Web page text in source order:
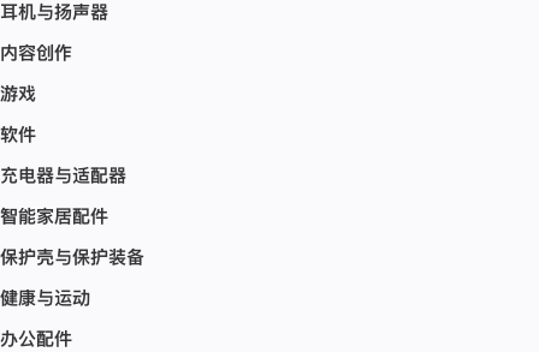
耳机与扬声器
内容创作
游戏
软件
充电器与适配器
智能家居配件
保护壳与保护装备
健康与运动
办公配件